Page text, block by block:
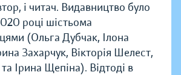
і читач. Видавництво було
році шістьома
(Ольга Дубчак, Ілона
Захарчук, Вікторія Шелест,
Ірина Щепіна). Відтоді в